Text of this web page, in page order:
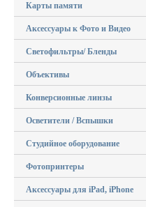
Карты памяти
Аксессуары к Фото и Видео
Светофильтры/ Бленды
Объективы
Конверсионные линзы
Осветители / Вспышки
Студийное оборудование
Фотопринтеры
Аксессуары для iPad, iPhone